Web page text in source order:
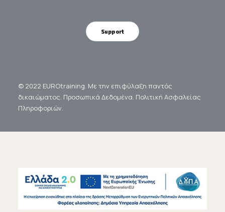
Support
© 2022 EUROtraining. Με την επιφύλαξη παντός
δικαιώματος. Προσωπικά Δεδομένα. Πολιτική Ασφαλείας
Πληροφοριών.